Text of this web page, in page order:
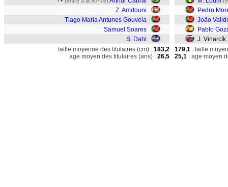
Z. Amdouni
Tiago Maria Antunes Gouveia
Samuel Soares
S. Dahl
Pedro
João
Pablo
J. Vinarcík
taille moyenne des titulaires (cm) : 183,2
age moyen des titulaires (ans) : 26,5
179,1 : taille
25,1 : age moyen